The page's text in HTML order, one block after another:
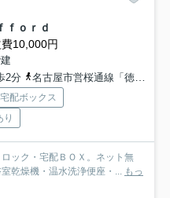
ｆｏｒｄ
10,000円
2分
名古屋市営桜通線「徳重」駅 徒歩9分
宅配ボックス
り
ック・宅配ＢＯＸ。ネット無
乾燥機・温水洗浄便座・...
もっ